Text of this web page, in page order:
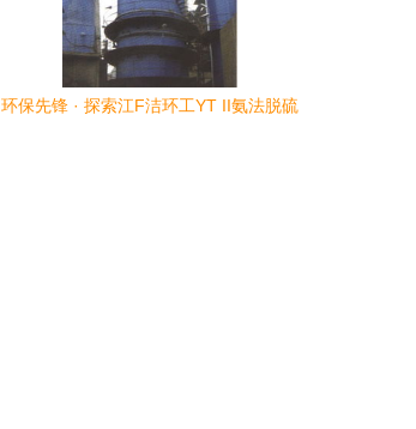
环保先锋 · 探索江F洁环工YT II氨法脱硫